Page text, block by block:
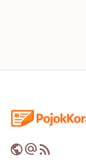
publicalternate_emailrss_feed